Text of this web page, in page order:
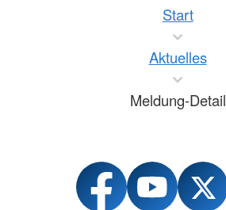
Start
Aktuelles
Meldung-Detail